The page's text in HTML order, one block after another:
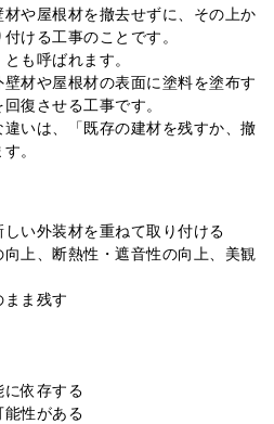
や屋根材を撤去せずに、その上か
ける工事のことです。
も呼ばれます。
材や屋根材の表面に塗料を塗布す
復させる工事です。
いは、「既存の建材を残すか、撤
。
い外装材を重ねて取り付ける
上、断熱性・遮音性の向上、美観
ま残す
依存する
性がある